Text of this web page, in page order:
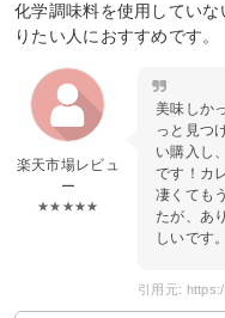
化学調味料を使用してい
りたい人におすすめです。
楽天市場レビュ
ー
★★★★★
美味しか
っと見つ
い購入し
です！カ
凄くても
たが、あ
しいです